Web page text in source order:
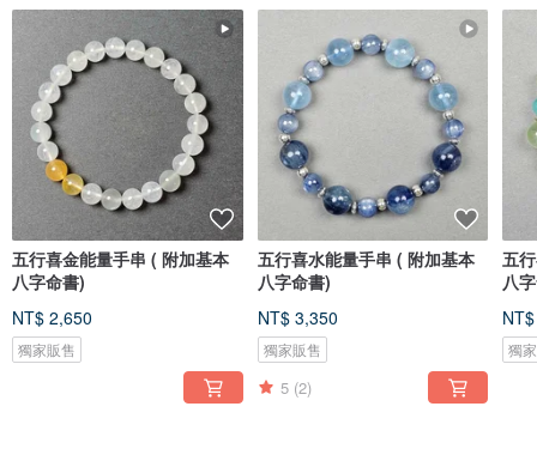
五行喜金能量手串 ( 附加基本
八字命書)
NT$ 2,650
獨家販售
五行喜水能量手串 ( 附加基本
八字命書)
NT$ 3,350
獨家販售
5 (2)
五
八
獨